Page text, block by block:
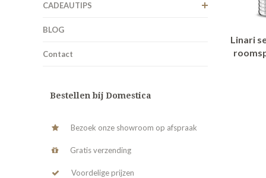
CADEAUTIPS
BLOG
Contact
Bestellen bij Domestica
Bezoek onze showroom op afspraak
Gratis verzending
Voordelige prijzen
Linari